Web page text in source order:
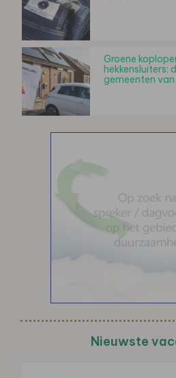
Groene
hekkensluiters:
gemeenten
Nieuwste